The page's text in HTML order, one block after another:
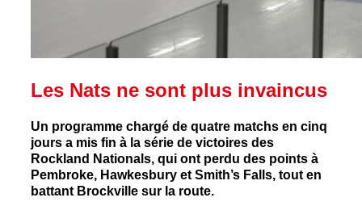
Les Nats ne sont plus invaincus
Un programme chargé de quatre matchs en cinq
jours a mis fin à la série de victoires des
Rockland Nationals, qui ont perdu des points à
Pembroke, Hawkesbury et Smith’s Falls, tout en
battant Brockville sur la route.